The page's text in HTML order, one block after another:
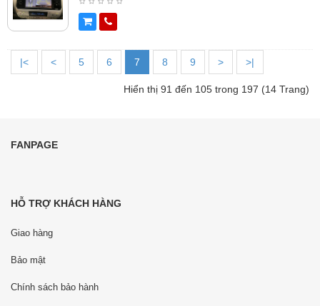
|< < 5 6 7 8 9 > >|
Hiển thị 91 đến 105 trong 197 (14 Trang)
FANPAGE
HỖ TRỢ KHÁCH HÀNG
Giao hàng
Bảo mật
Chính sách bảo hành